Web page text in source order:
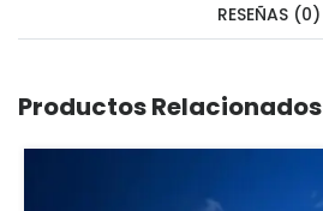
RESEÑAS (0)
Productos Relacionados